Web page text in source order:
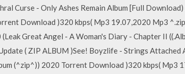
Curse - Only Ashes Remain Album [Full
Download )320 kbps( Mp3 19.07,2020 Mp3
Great Angel - A Woman's Diary - Chapter II
( ZIP ALBUM )See! Boyzlife - Strings Attached
(^zip^)) 2020 Torrent Download )320 kbps( Mp3